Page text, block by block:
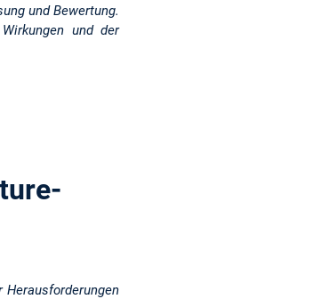
und Bewertung.
und der